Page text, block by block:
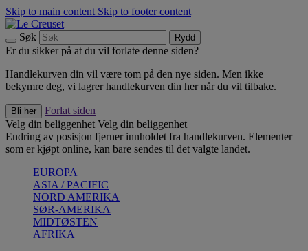
Skip to main content Skip to footer content
Søk Rydd
Er du sikker på at du vil forlate denne siden?
Handlekurven din vil være tom på den nye siden. Men ikke
bekymre deg, vi lagrer handlekurven din her når du vil tilbake.
Bli her
Forlat siden
Velg din beliggenhet Velg din beliggenhet
Endring av posisjon fjerner innholdet fra handlekurven. Elementer
som er kjøpt online, kan bare sendes til det valgte landet.
EUROPA
ASIA / PACIFIC
NORD AMERIKA
SØR-AMERIKA
MIDTØSTEN
AFRIKA